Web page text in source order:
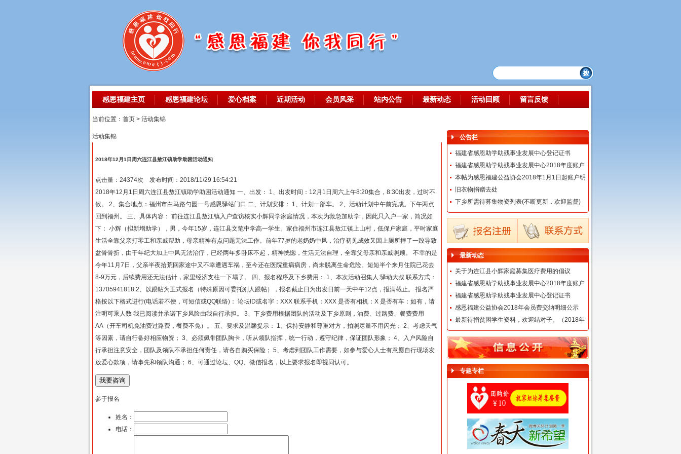
感恩福建主页 感恩福建论坛 爱心档案 近期活动 会员风采 站内公告 最新动态 活动回顾 留言反馈
当前位置：首页 > 活动集锦
活动集锦
2018年12月1日周六连江县敖江镇助学助困活动通知
点击量：24374次 发布时间：2018/11/29 16:54:21
2018年12月1日周六连江县敖江镇助学助困活动通知 一、出发： 1、出发时间：12月1日周六上午8:20集合，8:30出发，过时不
候。 2、集合地点：福州市白马路勺园一号感恩驿站门口 二、计划安排： 1、计划一部车。 2、活动计划中午前完成。下午两点
回到福州。 三、具体内容： 前往连江县敖江镇入户查访核实小辉同学家庭情况，本次为救急加助学，因此只入户一家，简况如
下： 小辉（拟新增助学），男，今年15岁，连江县文笔中学高一学生。家住福州市连江县敖江镇上山村，低保户家庭，平时家庭
生活全靠父亲打零工和亲戚帮助，母亲精神有点问题无法工作。前年77岁的老奶奶中风，治疗初见成效又因上厕所摔了一跤导致
盆骨骨折，由于年纪大加上中风无法治疗，已经两年多卧床不起，精神恍惚，生活无法自理，全靠父母亲和亲戚照顾。 不幸的是
今年11月7日，父亲半夜拾荒回家途中又不幸遭遇车祸，至今还在医院重病病房，尚未脱离生命危险。短短半个来月住院已花去
8-9万元，后续费用还无法估计，家里经济支柱一下塌了。 四、报名程序及下乡费用： 1、本次活动召集人:驿动大叔 联系方式：
13705941818 2、以跟帖为正式报名（特殊原因可委托别人跟帖），报名截止日为出发日前一天中午12点，报满截止。 报名严
格按以下格式进行(电话若不便，可短信或QQ联络)： 论坛ID或名字：XXX 联系手机：XXX 是否有相机：X 是否有车：如有，请
注明可乘人数 我已阅读并承诺下乡风险由我自行承担。 3、下乡费用根据团队的活动及下乡原则，油费、过路费、餐费费用
AA（开车司机免油费过路费，餐费不免）。 五、要求及温馨提示： 1、保持安静和尊重对方，拍照尽量不用闪光； 2、考虑天气
等因素，请自行备好相应物资； 3、必须佩带团队胸卡，听从领队指挥，统一行动，遵守纪律，保证团队形象； 4、入户风险自
行承担注意安全，团队及领队不承担任何责任，请各自购买保险； 5、考虑到团队工作需要，如参与爱心人士有意愿自行现场发
放爱心款项，请事先和领队沟通； 6、可通过论坛、QQ、微信报名，以上要求报名即视同认可。
参于报名
姓名：
电话：
公告栏
福建省感恩助学助残事业发展中心登记证书
福建省感恩助学助残事业发展中心2018年度账户
本帖为感恩福建公益协会2018年1月1日起账户明
旧衣物捐赠去处
下乡所需待募集物资列表(不断更新，欢迎监督)
最新动态
关于为连江县小辉家庭募集医疗费用的倡议
福建省感恩助学助残事业发展中心2018年度账户
福建省感恩助学助残事业发展中心登记证书
感恩福建公益协会2018年会员费交纳明细公示
最新待捐贫困学生资料，欢迎结对子。（2018年
专题专栏